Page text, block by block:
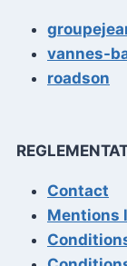
vannes-
roadson
Contact
Mentions